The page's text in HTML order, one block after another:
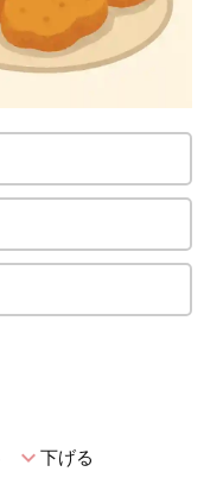
expand_more下げる